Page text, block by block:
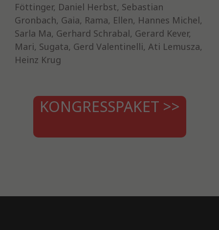
Föttinger, Daniel Herbst, Sebastian
Gronbach, Gaia, Rama, Ellen, Hannes Michel,
Sarla Ma, Gerhard Schrabal, Gerard Kever,
Mari, Sugata, Gerd Valentinelli, Ati Lemusza,
Heinz Krug
KONGRESSPAKET >>